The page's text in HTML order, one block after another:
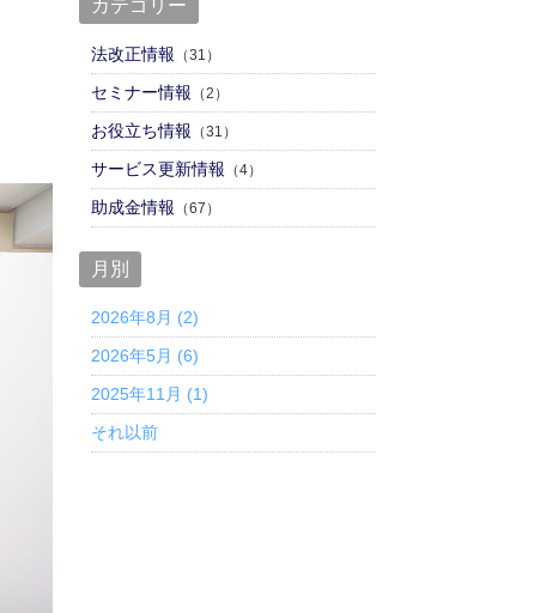
人について
ある質問
カテゴリー
法改正情報 （31）
セミナー情報 （2）
お役立ち情報 （31）
サービス更新情報 （4）
助成金情報 （67）
月別
2026年8月 (2)
2026年5月 (6)
2025年11月 (1)
それ以前